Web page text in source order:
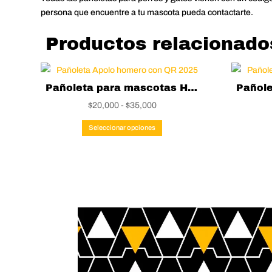
persona que encuentre a tu mascota pueda contactarte.
Productos
Pañoleta para mascotas Homero Simpson
$20,000 - $35,000Rango
de
precios:
Seleccionar opciones
Este
producto
opciones
pueden
elegir